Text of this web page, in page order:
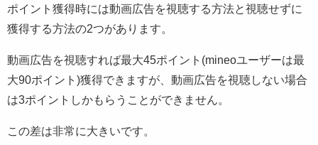
ポイント獲得時には動画広告を視聴する方法と視聴せずに
獲得する方法の2つがあります。
動画広告を視聴すれば最大45ポイント(mineoユーザーは最
大90ポイント)獲得できますが、動画広告を視聴しない場合
は3ポイントしかもらうことができません。
この差は非常に大きいです。